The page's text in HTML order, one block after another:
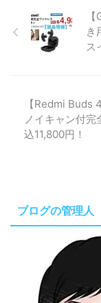
き
ス
【Redmi Buds
ノイキャン付
込11,800円！
ブログの管理人